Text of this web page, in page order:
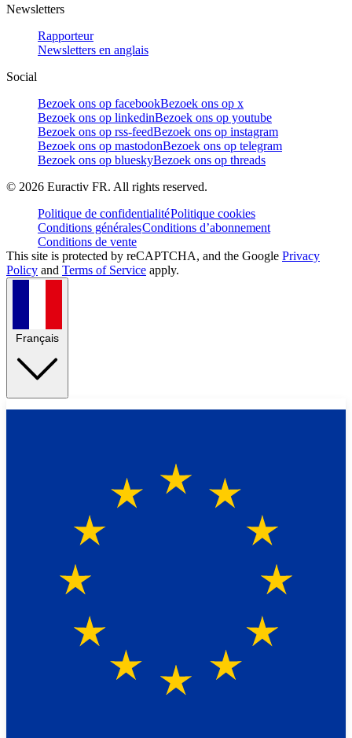
Newsletters
Rapporteur
Newsletters en anglais
Social
Bezoek ons op facebookBezoek ons op x
Bezoek ons op linkedinBezoek ons op youtube
Bezoek ons op rss-feedBezoek ons op instagram
Bezoek ons op mastodonBezoek ons op telegram
Bezoek ons op blueskyBezoek ons op threads
© 2026 Euractiv FR. All rights reserved.
Politique de confidentialitéPolitique cookies
Conditions généralesConditions d’abonnement
Conditions de vente
This site is protected by reCAPTCHA, and the Google Privacy
Policy and Terms of Service apply.
Français